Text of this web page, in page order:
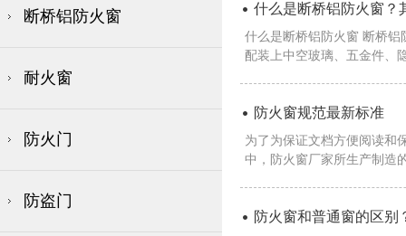
断桥铝防火窗
耐火窗
防火门
防盗门
什么是断桥铝防火窗？
什么是断桥铝防火窗 断桥
配装上中空玻璃、五金件、
防火窗规范最新标准
为了为保证文档方便阅读和
中，防火窗厂家所生产制造
防火窗和普通窗的区别